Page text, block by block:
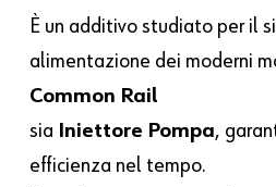
È un additivo studiato per il
alimentazione dei moderni
Common Rail
sia Iniettore Pompa,
efficienza nel tempo.